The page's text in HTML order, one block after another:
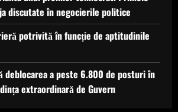
discutate în negocierile politice
potrivită în funcție de aptitudinile
deblocarea a peste 6.800 de posturi în
extraordinară de Guvern